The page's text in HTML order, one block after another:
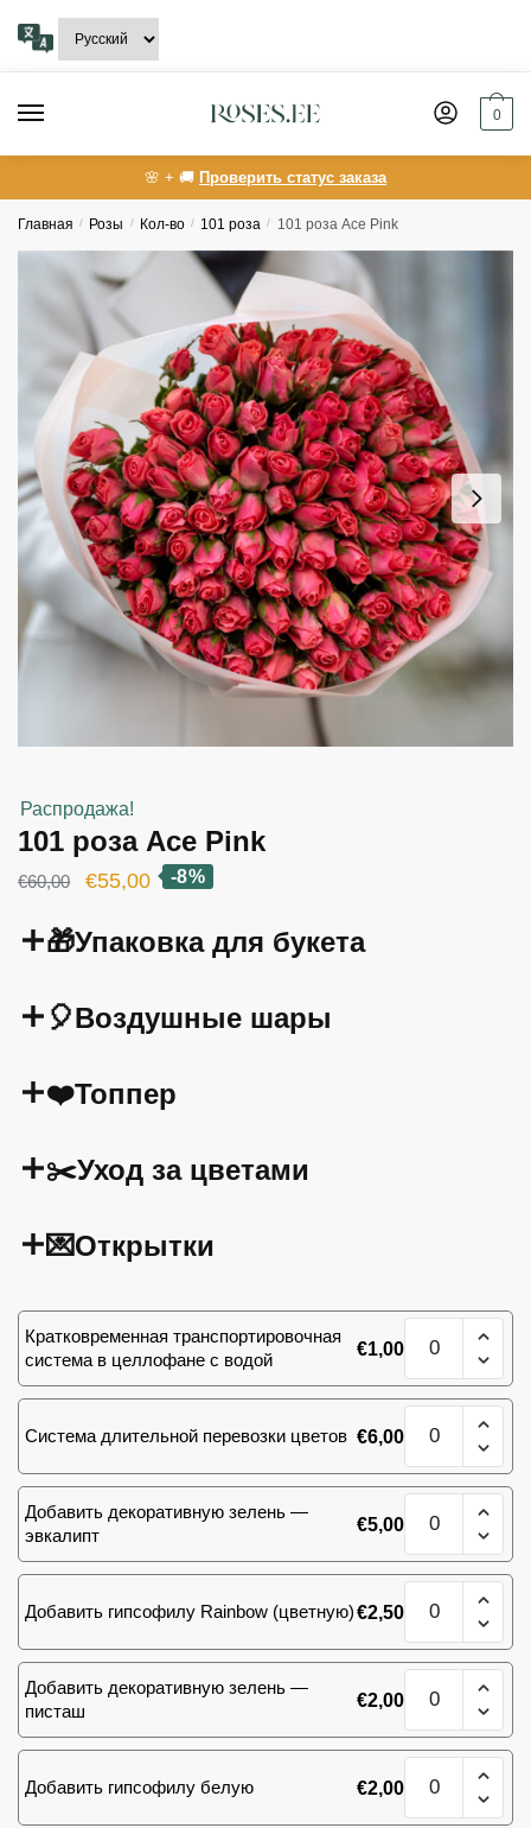
navigation
content
0
🌸 + 🚚 Проверить статус заказа
Главная / Розы / Кол-во / 101 роза / 101 роза Ace Pink
Распродажа!
101 роза Ace Pink
€60,00
Первоначальная
составляла
€55,00Текущая
€55,00.
-8%
🎁Упаковка для букета
🎈Воздушные шары
❤️Топпер
✂️Уход за цветами
💌Открытки
Кратковременная транспортировочная
система в целлофане с водой
€1,00
Количество
товара
101
роза
Ace
Pink
Система длительной перевозки цветов €6,00
Количество
товара
101
роза
Ace
Pink
Добавить декоративную зелень —
эвкалипт
€5,00
Количество
товара
101
роза
Ace
Pink
Добавить гипсофилу Rainbow (цветную)€2,50
Количество
товара
101
роза
Ace
Pink
Добавить декоративную зелень —
писташ
€2,00
Количество
товара
101
роза
Ace
Pink
Добавить гипсофилу белую €2,00
Количество
товара
101